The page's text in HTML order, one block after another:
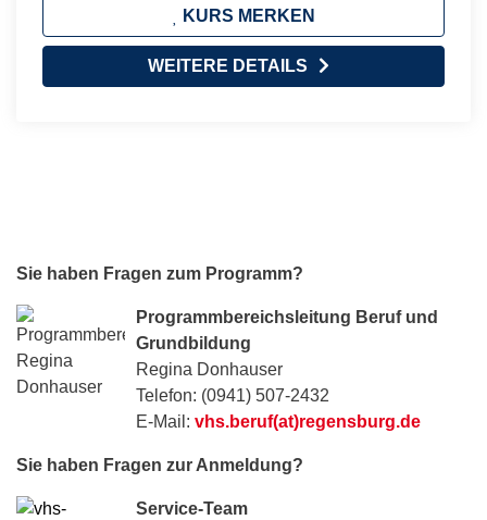
KURS MERKEN
WEITERE DETAILS
Sie haben Fragen zum Programm?
Programmbereichsleitung Beruf und
Grundbildung
Regina Donhauser
Telefon: (0941) 507-2432
E-Mail: vhs.beruf(at)regensburg.de
Sie haben Fragen zur Anmeldung?
Service-Team